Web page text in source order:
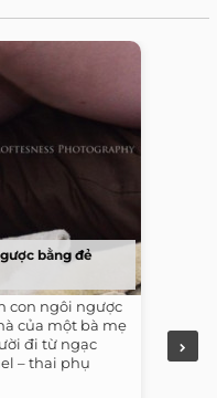
bằng đẻ
con ngôi ngược
của một bà mẹ
đi từ ngạc
– thai phụ